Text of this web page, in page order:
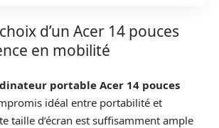
d’un Acer 14 pouces
en mobilité
portable Acer 14 pouces
idéal entre portabilité et
taille d’écran est suffisamment ample